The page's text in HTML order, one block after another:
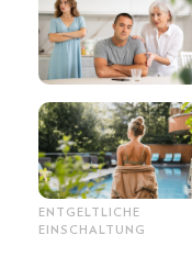
ENTGELTLICHE
EINSCHALTUNG